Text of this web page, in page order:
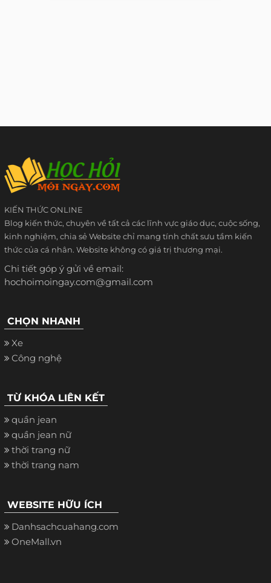
KIẾN THỨC ONLINE
Blog kiến thức, chuyên về tất cả các lĩnh vực giáo dục, cuộc sống,
kinh nghiệm, chia sẻ Website chỉ mang tính chất sưu tầm kiến
thức của cá nhân. Website không có giá trị thương mại.
Chi tiết góp ý gửi về email:
hochoimoingay.com@gmail.com
CHỌN NHANH
Xe
Công nghệ
TỪ KHÓA LIÊN KẾT
quần jean
quần jean nữ
thời trang nữ
thời trang nam
WEBSITE HỮU ÍCH
Danhsachcuahang.com
OneMall.vn